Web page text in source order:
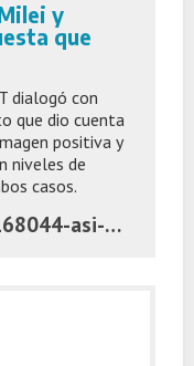
y
que
dialogó con
que dio cuenta
positiva y
niveles de
casos.
https://www.latecla.info/168044-asi-quedo-la-imagen-de-milei-y-kicillof-en-la-ultima-encuesta-que-mira-el-gobierno